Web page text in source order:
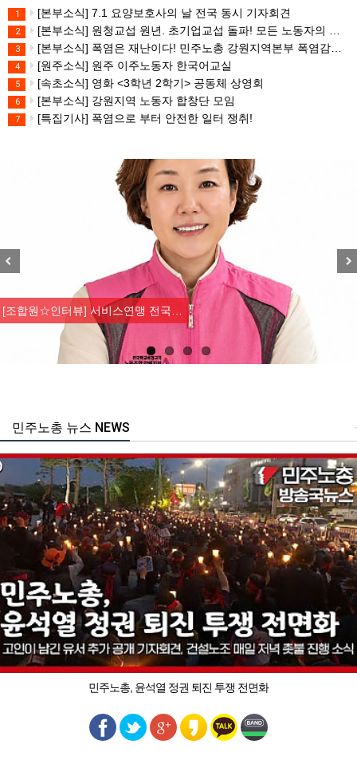
1 [본부소식] 7.1 요양보호사의 날 전국 동시 기자회견
2 [본부소식] 원청교섭 원년. 초기업교섭 돌파! 모든 노동자의 노동기본권 쟁취! 민주노총 7.15 총파업대회
3 [본부소식] 폭염은 재난이다! 민주노총 강원지역본부 폭염감시단 선포 기자회견
4 [원주소식] 원주 이주노동자 한국어교실
5 [속초소식] 영화 <3학년 2학기> 공동체 상영회
6 [본부소식] 강원지역 노동자 합창단 모임
7 [특집기사] 폭염으로 부터 안전한 일터 쟁취!
[산별소식] 건설산업연맹 플랜트건…
주노총 뉴스 NEWS
민주노총, 윤석열 정권 퇴진 투쟁 전면화